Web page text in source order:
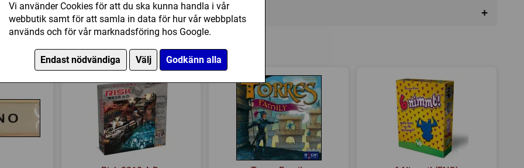
Vi använder Cookies för att du ska kunna handla i vår
webbutik samt för att samla in data för hur vår webbplats
används och för vår marknadsföring hos Google.
Endast nödvändiga Välj Godkänn alla
Övrig information +
Speltyp: Strategispel
Kategori: Abstrakt strategi
Tillverkare: Tactic
Länkar: Tillverkarens hemsida,BoardGameGeek
Försälj. rank:
8609/18139
köpt